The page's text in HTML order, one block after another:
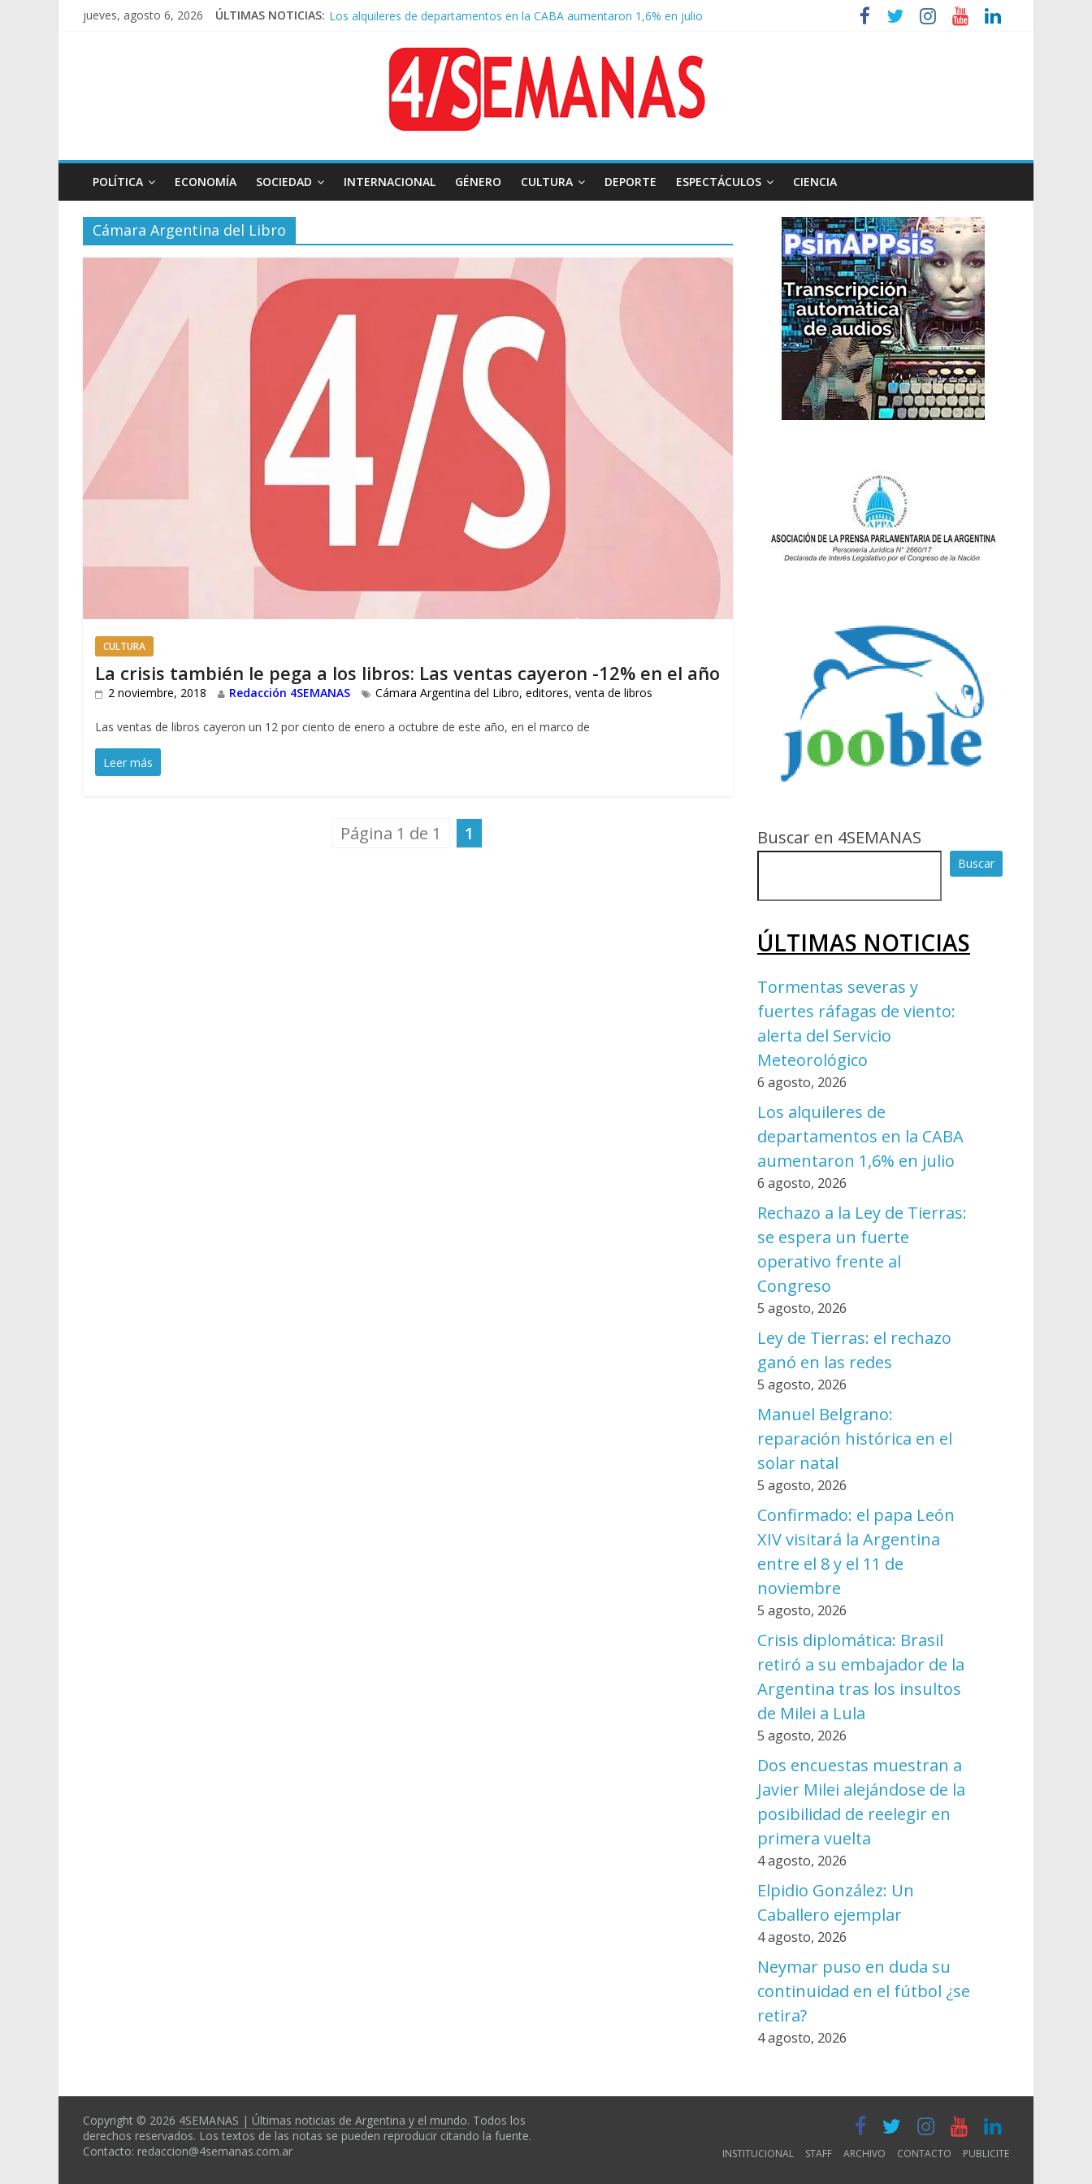
jueves, agosto 6, 2026 ÚLTIMAS NOTICIAS: Los alquileres de departamentos en la CABA aumentaron 1,6% en julio
Ley de Tierras: el rechazo ganó en las redes
Manuel Belgrano: reparación histórica en el solar natal
POLÍTICA ECONOMÍA SOCIEDAD INTERNACIONAL GÉNERO CULTURA DEPORTE ESPECTÁCULOS CIENCIA
Cámara Argentina del Libro
CULTURA
La crisis también le pega a los libros: Las ventas cayeron -12% en el año
2 noviembre, 2018 Redacción 4SEMANAS Cámara Argentina del Libro, editores, venta de libros
Las ventas de libros cayeron un 12 por ciento de enero a octubre de este año, en el marco de
Leer más
Página 1 de 1 1 Buscar en 4SEMANAS
Buscar
ÚLTIMAS NOTICIAS
Tormentas severas y
fuertes ráfagas de viento:
alerta del Servicio
Meteorológico
6 agosto, 2026
Los alquileres de
departamentos en la CABA
aumentaron 1,6% en julio
6 agosto, 2026
Rechazo a la Ley de Tierras:
se espera un fuerte
operativo frente al
Congreso
5 agosto, 2026
Ley de Tierras: el rechazo
ganó en las redes
5 agosto, 2026
Manuel Belgrano:
reparación histórica en el
solar natal
5 agosto, 2026
Confirmado: el papa León
XIV visitará la Argentina
entre el 8 y el 11 de
noviembre
5 agosto, 2026
Crisis diplomática: Brasil
retiró a su embajador de la
Argentina tras los insultos
de Milei a Lula
5 agosto, 2026
Dos encuestas muestran a
Javier Milei alejándose de la
posibilidad de reelegir en
primera vuelta
4 agosto, 2026
Elpidio González: Un
Caballero ejemplar
4 agosto, 2026
Neymar puso en duda su
continuidad en el fútbol ¿se
retira?
4 agosto, 2026
INSTITUCIONAL STAFF ARCHIVO CONTACTO PUBLICITE
Copyright © 2026 4SEMANAS | Últimas noticias de Argentina y el mundo. Todos los
derechos reservados. Los textos de las notas se pueden reproducir citando la fuente.
Contacto: redaccion@4semanas.com.ar